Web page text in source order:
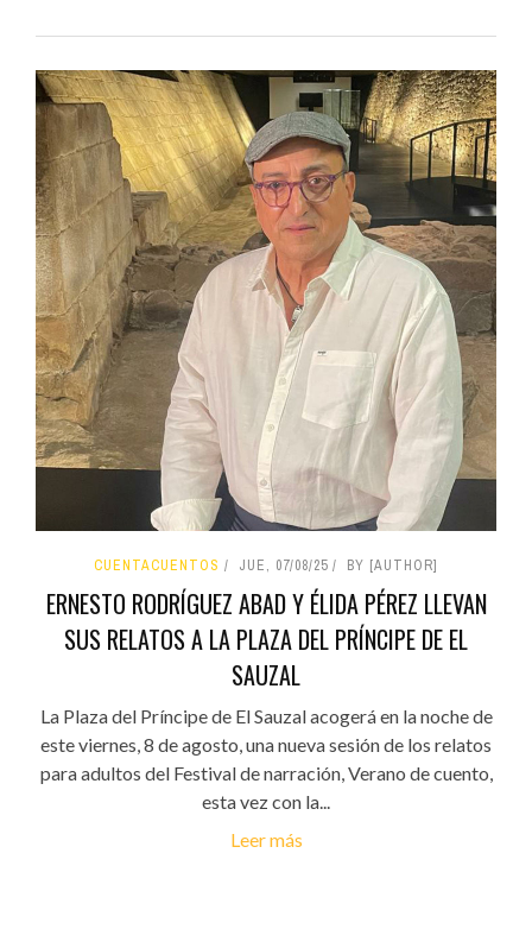
CUENTACUENTOS JUE, 07/08/25 BY [AUTHOR]
ERNESTO RODRÍGUEZ ABAD Y ÉLIDA PÉREZ LLEVAN
SUS RELATOS A LA PLAZA DEL PRÍNCIPE DE EL
SAUZAL
La Plaza del Príncipe de El Sauzal acogerá en la noche de
este viernes, 8 de agosto, una nueva sesión de los relatos
para adultos del Festival de narración, Verano de cuento,
esta vez con la...
Leer más